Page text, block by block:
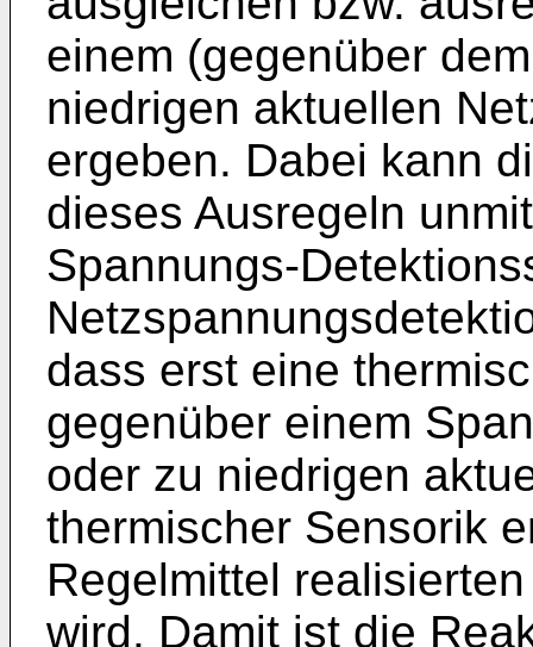
einem (gegenüber
niedrigen aktuellen
ergeben. Dabei kann
dieses Ausregeln
Spannungs-
dass erst eine
gegenüber einem
oder zu niedrigen
thermischer Sensorik
Regelmittel
wird. Damit ist die